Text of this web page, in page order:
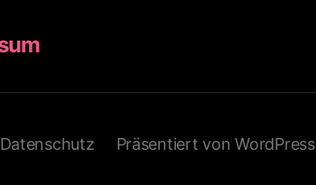
Datenschutz Präsentiert von WordPress